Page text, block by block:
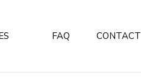
FAQ CONTACT